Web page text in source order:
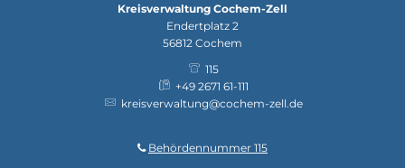
Kreisverwaltung Cochem-Zell
Endertplatz 2
56812 Cochem
115
+49 2671 61-111
kreisverwaltung@cochem-zell.de
Behördennummer 115